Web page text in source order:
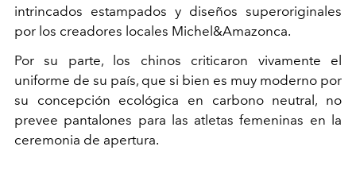
intrincados estampados y diseños superoriginales
por los creadores locales Michel&Amazonca.
Por su parte, los chinos criticaron vivamente el
uniforme de su país, que si bien es muy moderno por
su concepción ecológica en carbono neutral, no
prevee pantalones para las atletas femeninas en la
ceremonia de apertura.